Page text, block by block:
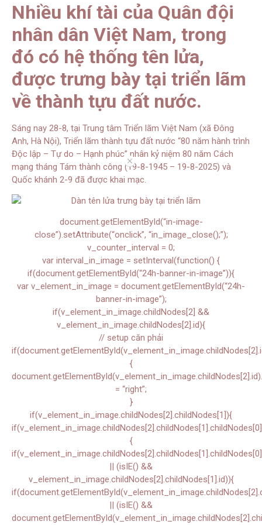
Nhiều khí tài của Quân đội
nhân dân Việt Nam, trong
đó có hệ thống tên lửa,
được trưng bày tại triển lãm
về thành tựu đất nước.
Sáng nay 28-8, tại Trung tâm Triển lãm Việt Nam (xã Đông
Anh, Hà Nội), Triển lãm thành tựu đất nước “80 năm hành trình
Độc lập – Tự do – Hạnh phúc” nhân kỷ niệm 80 năm Cách
mạng tháng Tám thành công (19-8-1945 – 19-8-2025) và
Quốc khánh 2-9 đã được khai mạc.
//
document.getElementById(“in-image-
close”).setAttribute(“onclick”, “in_image_close();”);
v_counter_interval = 0;
var interval_in_image = setInterval(function() {
if(document.getElementById(“24h-banner-in-image”)){
var v_element_in_image = document.getElementById(“24h-
banner-in-image”);
if(v_element_in_image.childNodes[2] &&
v_element_in_image.childNodes[2].id){
// setup căn phải
{
= “right”;
}
if(v_element_in_image.childNodes[2].childNodes[1]){
{
|| (isIE() &&
v_element_in_image.childNodes[2].childNodes[1].id)){
|| (isIE() &&